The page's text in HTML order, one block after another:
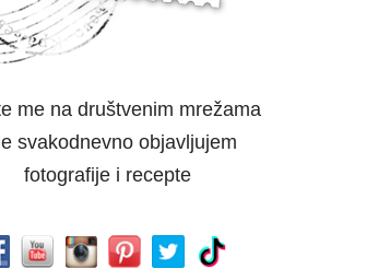
me na društvenim mrežama
svakodnevno objavljujem
fotografije i recepte